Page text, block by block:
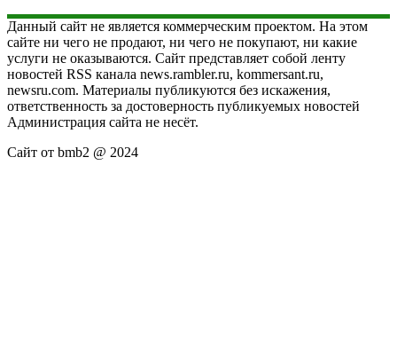
Данный сайт не является коммерческим проектом. На этом
сайте ни чего не продают, ни чего не покупают, ни какие
услуги не оказываются. Сайт представляет собой ленту
новостей RSS канала news.rambler.ru, kommersant.ru,
newsru.com. Материалы публикуются без искажения,
ответственность за достоверность публикуемых новостей
Администрация сайта не несёт.
Сайт от bmb2 @ 2024